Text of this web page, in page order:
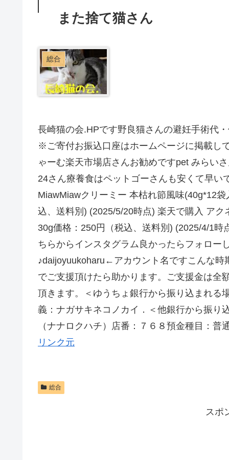
また捨て猫さん
総合
長崎猫の会.HPです野良猫さんの避妊手術代
※ご寄付お振込口座はホームページに掲載し
ゃーむ楽天市場店さんお勧めですpet みらい
24さん療養食はペットゴーさんも安くて早
MiawMiawクリーミー 本枯れ節風味(40g*12
込、送料別) (2025/5/20時点) 楽天で購入 ア
30g価格：250円（税込、送料別) (2025/4/1
ちらからインスタグラム良かったらフォロー
♪daijoyuukoharu←アカウント名ですこんな時
でご支援頂けたら助かります。ご支援金は全
頂きます。＜ゆうちょ銀行から振り込まれる
義：ナガサキネコノカイ．＜他銀行から振り
（ナナロクハチ）店番：７６８預金種目：普
リンク元
総合
スポ